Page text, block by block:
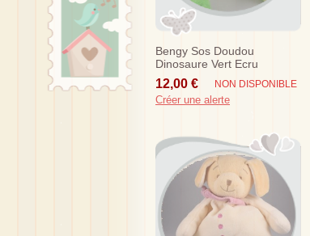
Bengy Sos Doudou
Dinosaure Vert Ecru
12,00 € NON DISPONIBLE
Créer une alerte